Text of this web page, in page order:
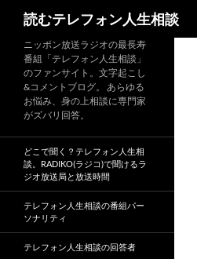
読むテレフォン人生相談
ニッポン放送ラジオの最長寿
番組「テレフォン人生相談」
のファンサイト。文字起こし
&コメントブログ。 あらゆる
お悩み、身の上相談に専門家
がズバリ回答。
どこで聞く？テレフォン人生相
談。RADIKO(ラジコ)で聞けるラ
ジオ放送局と放送時間
テレフォン人生相談の番組パー
ソナリティ
テレフォン人生相談の回答者